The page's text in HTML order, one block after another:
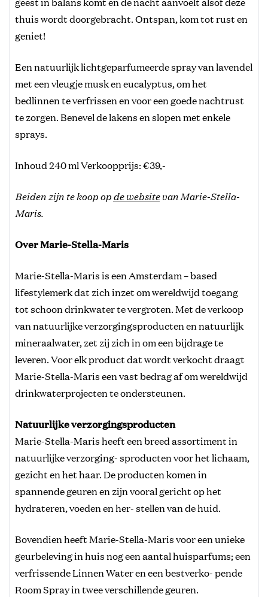
thuis wordt doorgebracht. Ontspan, kom tot rust en
geniet!
Een natuurlijk lichtgeparfumeerde spray van lavendel
met een vleugje musk en eucalyptus, om het
bedlinnen te verfrissen en voor een goede nachtrust
te zorgen. Benevel de lakens en slopen met enkele
sprays.
Inhoud 240 ml Verkoopprijs: €39,-
Beiden zijn te koop opde websitevan Marie-Stella-
Maris.
Over Marie-Stella-Maris
Marie-Stella-Maris is een Amsterdam – based
lifestylemerk dat zich inzet om wereldwijd toegang
tot schoon drinkwater te vergroten. Met de verkoop
van natuurlijke verzorgingsproducten en natuurlijk
mineraalwater, zet zij zich in om een bijdrage te
leveren. Voor elk product dat wordt verkocht draagt
Marie-Stella-Maris een vast bedrag af om wereldwijd
drinkwaterprojecten te ondersteunen.
Natuurlijkeverzorgingsproducten
Marie-Stella-Maris heeft een breed assortiment in
natuurlijke verzorging- sproducten voor het lichaam,
gezicht en het haar. De producten komen in
spannende geuren en zijn vooral gericht op het
hydrateren, voeden en her- stellen van de huid.
Bovendien heeft Marie-Stella-Maris voor een unieke
geurbeleving in huis nog een aantal huisparfums; een
verfrissende Linnen Water en een bestverko- pende
Room Spray in twee verschillende geuren.